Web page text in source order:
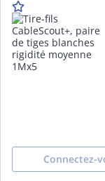
Connectez-